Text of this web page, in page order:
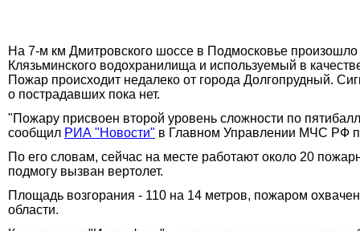
На 7-м км Дмитровского шоссе в Подмосковье
Клязьминского водохранилища и используемый в
Пожар происходит недалеко от города Долгопрудный.
о пострадавших пока нет.
"Пожару присвоен второй уровень сложности по
сообщил РИА "Новости" в Главном Управлении МЧС РФ
По его словам, сейчас на месте работают около 20
подмогу вызван вертолет.
Площадь возгорания - 110 на 14 метров, пожаром
области.